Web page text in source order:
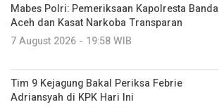
Mabes Polri: Pemeriksaan Kapolresta Banda
Aceh dan Kasat Narkoba Transparan
7 August 2026 - 19:58 WIB
Tim 9 Kejagung Bakal Periksa Febrie
Adriansyah di KPK Hari Ini